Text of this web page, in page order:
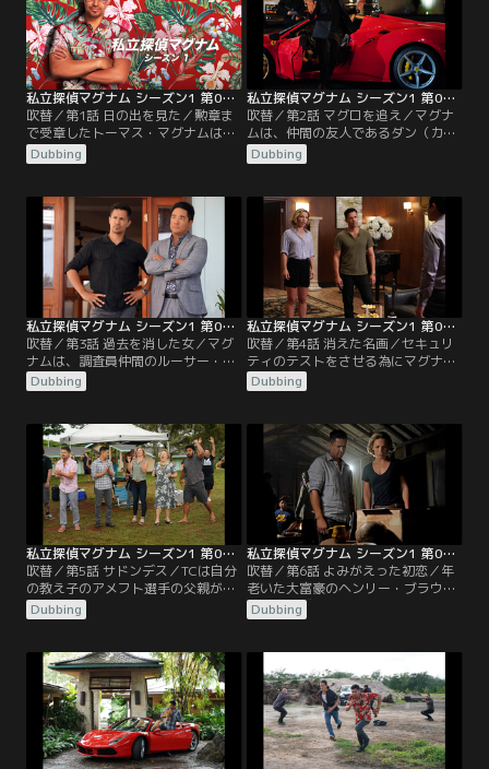
私立探偵マグナム シーズン1 第01話／吹替
吹替／第1話 日の出を見た／勲章ま
で受章したトーマス・マグナムは、
アフガニスタンから帰国し、軍で培
ったスキルを武器にハワイで探偵調
Dubbing
私立探偵マグナム シーズン1 第02話／吹替
吹替／第2話 マグロを追え／マグナ
ムは、仲間の友人であるダン（カー
ル・ウェザース）が35万ドル相当の
130キロものマグロを盗まれて困っ
グロを盗んだ泥棒もまたマグナムの
助けを必要としていた。
Dubbing
私立探偵マグナム シーズン1 第03話／吹替
吹替／第3話 過去を消した女／マグ
ナムは、調査員仲間のルーサー・ギ
リス（ケン・チョン）に、昏睡中の
婚約者が大掛かりな顔面整形手術を
「婚約者の正体を調べて欲しい」と
いう依頼を、代わりに調査するよう
命じられる。
Dubbing
私立探偵マグナム シーズン1 第04話／吹替
吹替／第4話 消えた名画／セキュリ
ティのテストをさせる為にマグナム
を雇った、ヒギンズの親友の美術愛
好家が殺され、マグナムが第一容疑
Dubbing
私立探偵マグナム シーズン1 第05話／吹替
吹替／第5話 サドンデス／TCは自分
の教え子のアメフト選手の父親が殺
人で告発された事を知り、マグナム
に無罪になるように調査を依頼す
Dubbing
私立探偵マグナム シーズン1 第06話／吹替
吹替／第6話 よみがえった初恋／年
老いた大富豪のヘンリー・ブラウン
（ベン・ヴェリーン）は、マグナム
に、失った愛を取りも戻すため、最
の捜索を依頼するが、彼女は30年前
に死んだはずだった。
Dubbing